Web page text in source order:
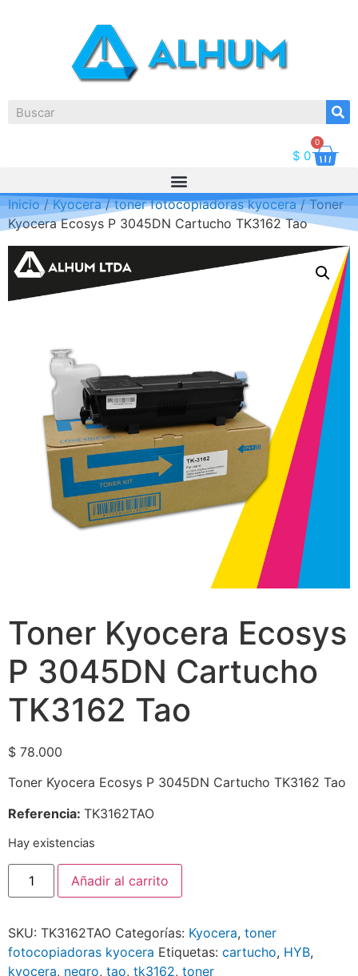
$ 0
0
Inicio/Kyocera/toner fotocopiadoras kyocera/ Toner
Kyocera Ecosys P 3045DN Cartucho TK3162 Tao
Toner Kyocera Ecosys
P 3045DN Cartucho
TK3162 Tao
$ 78.000
Toner Kyocera Ecosys P 3045DN Cartucho TK3162 Tao
Referencia: TK3162TAO
Hay existencias
Añadir al carrito
SKU: TK3162TAO Categorías: Kyocera, toner
fotocopiadoras kyocera Etiquetas: cartucho, HYB,
kyocera, negro, tao, tk3162, toner